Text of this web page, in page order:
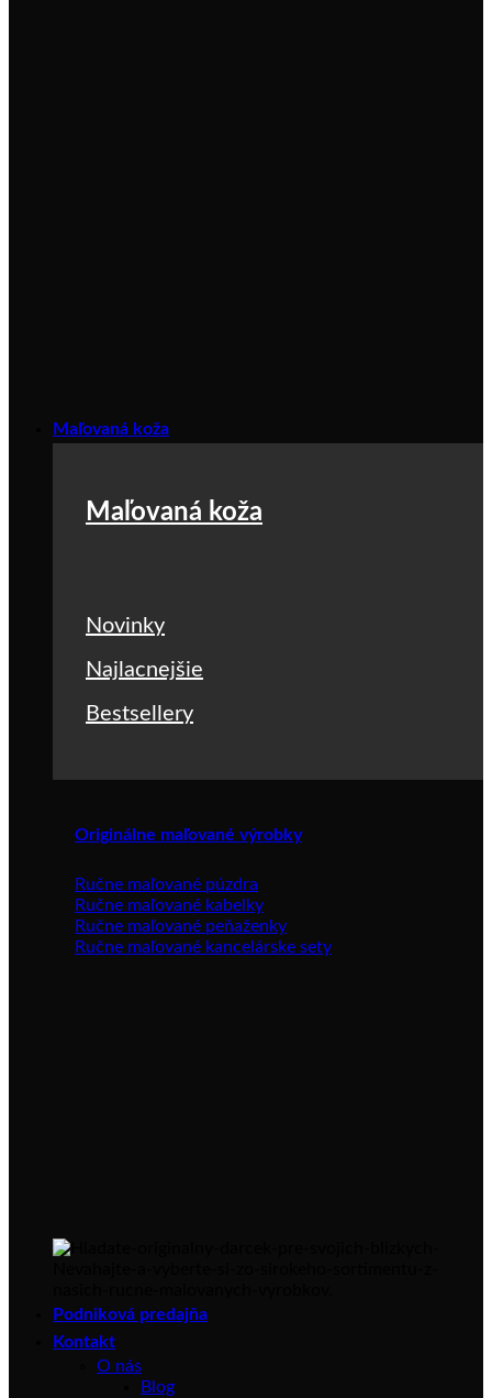
Maľovaná koža
Maľovaná koža
Novinky
Najlacnejšie
Bestsellery
Originálne maľované výrobky
Ručne maľované púzdra
Ručne maľované kabelky
Ručne maľované peňaženky
Ručne maľované kancelárske sety
Podniková predajňa
Kontakt
O nás
Blog